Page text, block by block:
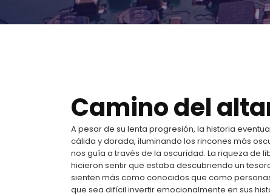
Camino del
A pesar de su lenta progresión, la historia
cálida y dorada, iluminando los rincones más
nos guía a través de la oscuridad. La riqueza de
hicieron sentir que estaba descubriendo un
sienten más como conocidos que como
que sea difícil invertir emocionalmente en sus